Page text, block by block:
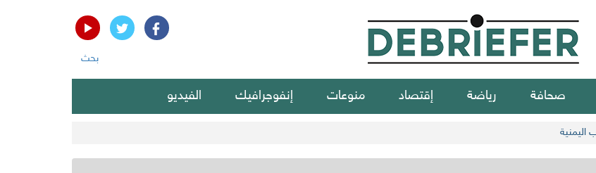
بحث
صحافة رياضة إقتصاد منوعات إنفوجرافيك الفيديو
اليمنية